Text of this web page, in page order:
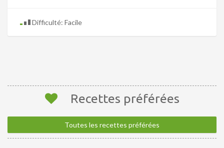
Difficulté: Facile
Recettes préférées
Toutes les recettes préférées